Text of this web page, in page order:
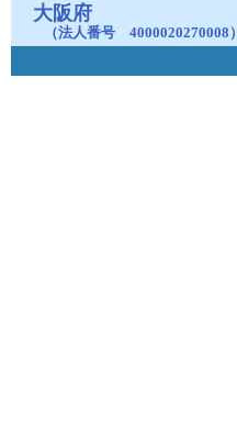
大阪府
（法人番号 4000020270008）